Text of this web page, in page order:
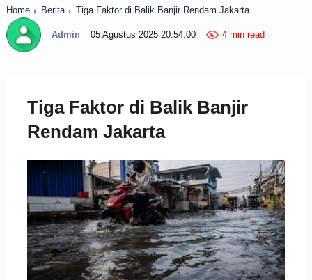
Home Berita Tiga Faktor di Balik Banjir Rendam Jakarta
Admin 05 Agustus 2025 20:54:00 4 min read
Tiga Faktor di Balik Banjir
Rendam Jakarta